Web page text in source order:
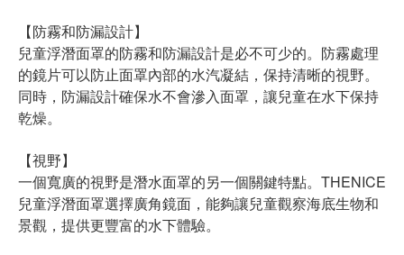
【防霧和防漏設計】
兒童浮潛面罩的防霧和防漏設計是必不可少的。防霧處理
的鏡片可以防止面罩內部的水汽凝結，保持清晰的視野。
同時，防漏設計確保水不會滲入面罩，讓兒童在水下保持
乾燥。
【視野】
一個寬廣的視野是潛水面罩的另一個關鍵特點。THENICE
兒童浮潛面罩選擇廣角鏡面，能夠讓兒童觀察海底生物和
景觀，提供更豐富的水下體驗。